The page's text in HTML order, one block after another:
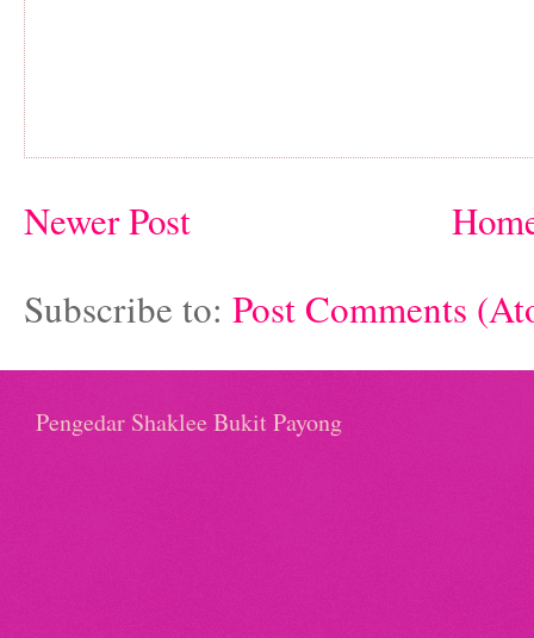
Newer Post
Subscribe to: Post Comments
Pengedar Shaklee Bukit Payong